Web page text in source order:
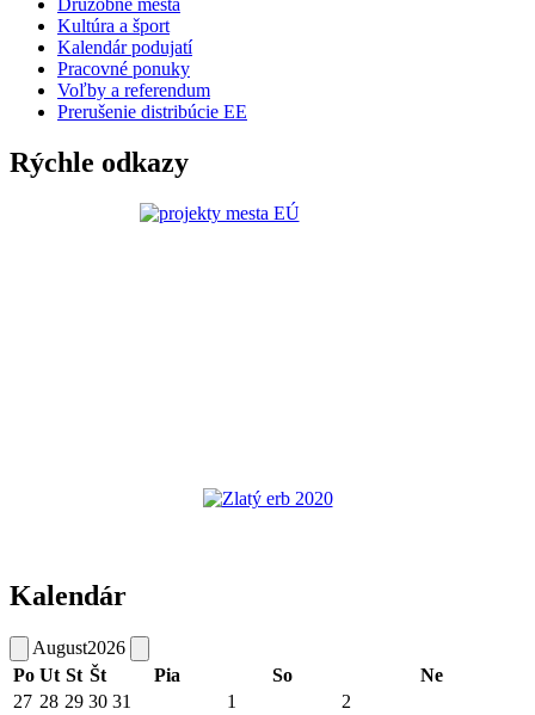
Družobné mestá
Kultúra a šport
Kalendár podujatí
Pracovné ponuky
Voľby a referendum
Prerušenie distribúcie EE
Rýchle odkazy
Kalendár
August2026
Po Ut St Št Pia So
Ne
27 28 29 30 31 1 2